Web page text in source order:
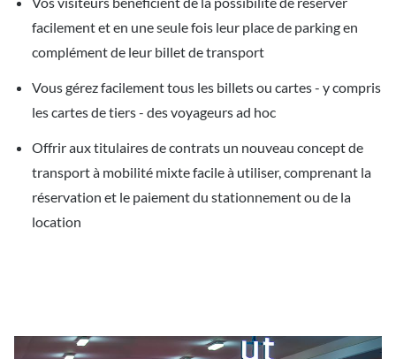
facilement et en une seule fois leur place de parking en
complément de leur billet de transport
Vous gérez facilement tous les billets ou cartes - y compris
les cartes de tiers - des voyageurs ad hoc
Offrir aux titulaires de contrats un nouveau concept de
transport à mobilité mixte facile à utiliser, comprenant la
réservation et le paiement du stationnement ou de la
location